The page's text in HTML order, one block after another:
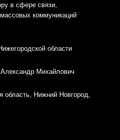
в сфере связи,
коммуникаций
области
Михайлович
область, Нижний Новгород,